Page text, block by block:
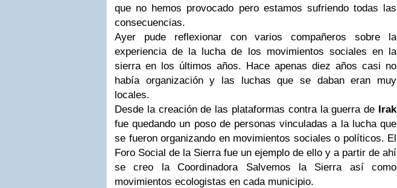
que no hemos provocado pero estamos sufriendo todas las
consecuencias.
Ayer pude reflexionar con varios compañeros sobre la
experiencia de la lucha de los movimientos sociales en la
sierra en los últimos años. Hace apenas diez años casi no
había organización y las luchas que se daban eran muy
locales.
Desde la creación de las plataformas contra la guerra de Irak
fue quedando un poso de personas vinculadas a la lucha que
se fueron organizando en movimientos sociales o políticos. El
Foro Social de la Sierra fue un ejemplo de ello y a partir de ahí
se creo la Coordinadora Salvemos la Sierra así como
movimientos ecologistas en cada municipio.